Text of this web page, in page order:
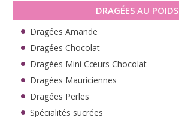
DRAGÉES AU POIDS
Dragées Amande
Dragées Chocolat
Dragées Mini Cœurs Chocolat
Dragées Mauriciennes
Dragées Perles
Spécialités sucrées